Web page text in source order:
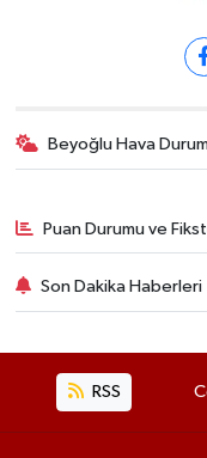
Beyoğlu Hava
Puan Durumu ve
Son Dakika Haberleri
RSS